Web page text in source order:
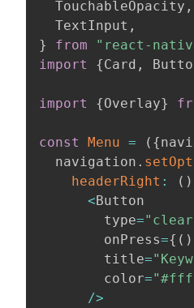
  TouchableOpacity
,
  TextInput
,
}
from "react-
import
{Card ,
import {Overlay}
const Menu = ( {
  navigation
.
headerRight : ( )
<Button
        type
=
        onPress
={ ( )
        title
=
        color
=
/>